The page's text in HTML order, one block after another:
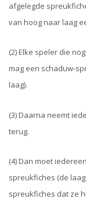
afgelegde
van hoog naar laag
(2) Elke speler die
mag een schaduw-
laag).
(3) Daarna neemt
terug.
(4) Dan moet
spreukfiches (de
spreukfiches dat ze